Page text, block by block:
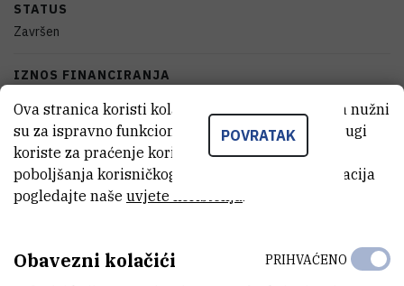
STATUS
Završen
IZNOS FINANCIRANJA
VIŠE INFORMACIJA
CroRIS stranica projekta
POVRATAK
Ova stranica koristi kolačiće. Neki od tih kolačića nužni
su za ispravno funkcioniranje stranice, dok se drugi
koriste za praćenje korištenja stranice radi
poboljšanja korisničkog iskustva. Za više informacija
pogledajte naše uvjete korištenja.
Obavezni kolačići PRIHVAĆENO